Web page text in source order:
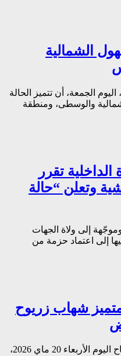
الشمالية
اليوم الجمعة، أن تتميز الحالة
والوسطى، ومنطقة
وزارة الداخلية تقرر
وتعلن “حالة
إلى ولاة الجهات
إلى اعتماد حزمة من
شهاب زريوح
فقدت الساحة الإعلامية المغربية صباح اليوم الأربعاء 20 ماي 2026،